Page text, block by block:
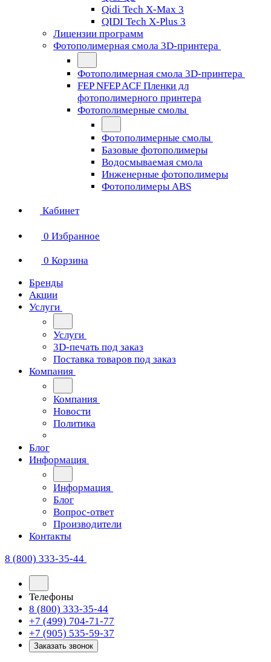
Qidi Tech X-Max 3
QIDI Tech X-Plus 3
Лицензии программ
Фотополимерная смола 3D-принтера
Фотополимерная смола 3D-принтера
FEP NFEP ACF Пленки дл
фотополимерного принтера
Фотополимерные смолы
Фотополимерные смолы
Базовые фотополимеры
Водосмываемая смола
Инженерные фотополимеры
Фотополимеры ABS
Кабинет
0 Избранное
0 Корзина
Бренды
Акции
Услуги
Услуги
3D-печать под заказ
Поставка товаров под заказ
Компания
Компания
Новости
Политика
Блог
Информация
Информация
Блог
Вопрос-ответ
Производители
Контакты
8 (800) 333-35-44
Телефоны
8 (800) 333-35-44
+7 (499) 704-71-77
+7 (905) 535-59-37
Заказать звонок